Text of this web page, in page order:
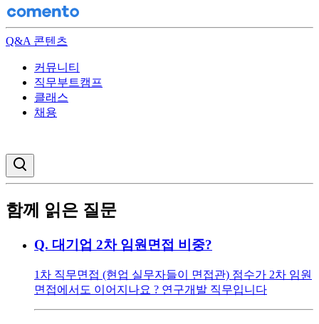
Q&A 콘텐츠
커뮤니티
직무부트캠프
클래스
채용
함께 읽은 질문
Q. 대기업 2차 임원면접 비중?
1차 직무면접 (현업 실무자들이 면접관) 점수가 2차 임원
면접에서도 이어지나요 ? 연구개발 직무입니다